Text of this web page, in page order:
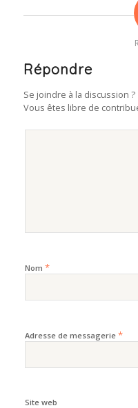
Répondre
Se joindre à la discussion ?
Vous êtes libre de
Nom *
Adresse de messagerie *
Site web